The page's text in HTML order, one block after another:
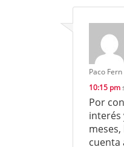
Paco Fern
10:15 pm
Por
interés
cuenta